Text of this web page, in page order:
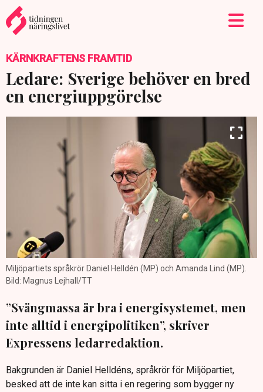
KÄRNKRAFTENS FRAMTID
Ledare: Sverige behöver en bred
en energiuppgörelse
Miljöpartiets språkrör Daniel Helldén (MP) och Amanda Lind (MP).
Bild: Magnus Lejhall/TT
”Svängmassa är bra i energisystemet, men
inte alltid i energipolitiken”, skriver
Expressens ledarredaktion.
Bakgrunden är Daniel Helldéns, språkrör för Miljöpartiet,
besked att de inte kan sitta i en regering som bygger ny